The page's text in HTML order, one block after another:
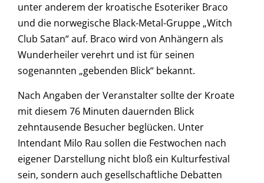
unter anderem der kroatische Esoteriker Braco
und die norwegische Black-Metal-Gruppe „Witch
Club Satan“ auf. Braco wird von Anhängern als
Wunderheiler verehrt und ist für seinen
sogenannten „gebenden Blick“ bekannt.
Nach Angaben der Veranstalter sollte der Kroate
mit diesem 76 Minuten dauernden Blick
zehntausende Besucher beglücken. Unter
Intendant Milo Rau sollen die Festwochen nach
eigener Darstellung nicht bloß ein Kulturfestival
sein, sondern auch gesellschaftliche Debatten